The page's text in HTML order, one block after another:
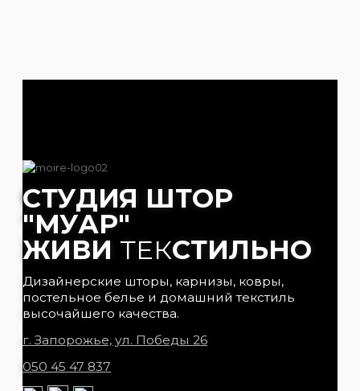
СТУДИЯ ШТОР
"МУАР"
ЖИВИ ТЕКСТИЛЬНО
Дизайнерские шторы, карнизы, ковры,
постельное белье и домашний текстиль
высочайшего качества.
г. Запорожье, ул. Победы 26
050 45 47 837